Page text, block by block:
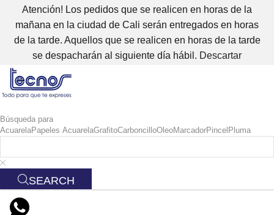
Atención! Los pedidos que se realicen en horas de la
mañana en la ciudad de Cali serán entregados en horas
de la tarde. Aquellos que se realicen en horas de la tarde
se despacharán al siguiente día hábil. Descartar
Búsqueda para
AcuarelaPapeles AcuarelaGrafitoCarboncilloOleoMarcadorPincel Pluma
SEARCH